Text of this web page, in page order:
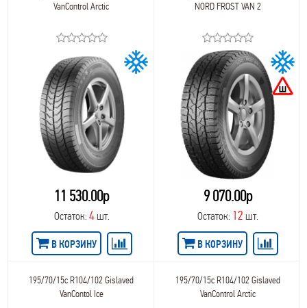
VanControl Arctic
11 530.00р
Остаток: 4шт.
В КОРЗИНУ
NORD FROST VAN 2
9 070.00р
Остаток: 12 шт.
В КОРЗИНУ
195/70/15c R104/102 Gislaved
VanContol Ice
195/70/15c R104/102 Gislaved
VanControl Arctic